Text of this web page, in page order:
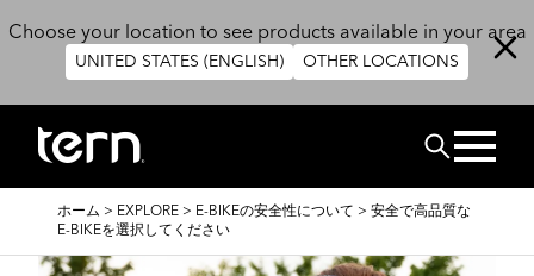
Choose your location to see products available in your area
UNITED STATES (ENGLISH) OTHER LOCATIONS
検索
パ
ン
ず
ホーム > EXPLORE > E-BIKEの安全性について > 安全で高品質な
E-BIKEを選択してください